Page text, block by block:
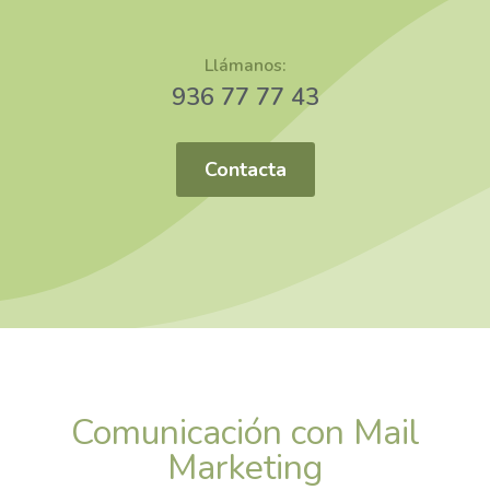
Llámanos:
936 77 77 43
Contacta
Comunicación con Mail
Marketing